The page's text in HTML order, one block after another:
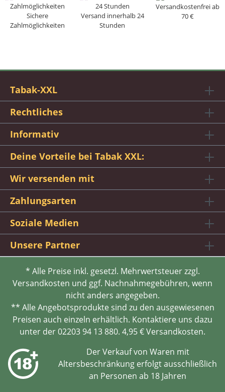
Sichere
Zahlmöglichkeiten
Versand innerhalb 24
Stunden
Versandkostenfrei ab
70 €
Tabak-XXL
Rechtliches
Informativ
Deine Vorteile bei Tabak XXL:
Wir versenden mit
Zahlungsarten
Soziale Medien
Unsere Partner
* Alle Preise inkl. gesetzl. Mehrwertsteuer zzgl.
Versandkosten und ggf. Nachnahmegebühren, wenn
nicht anders angegeben.
** Alle Angebotsprodukte sind zu den ausgewiesenen
Preisen auch einzeln erhältlich. Kontaktiere uns dazu
unter der 02203 94 13 880. 4,95 € Versandkosten.
Der Verkauf von Waren mit
Altersbeschränkung erfolgt ausschließlich
an Personen ab 18 Jahren